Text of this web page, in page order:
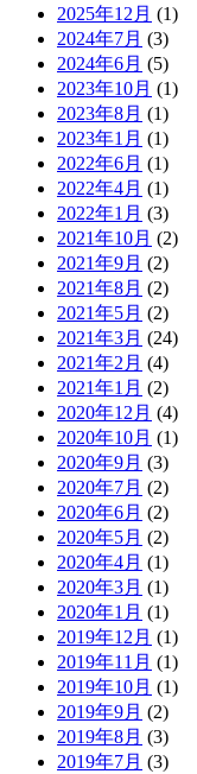
2025年12月 (1)
2024年7月 (3)
2024年6月 (5)
2023年10月 (1)
2023年8月 (1)
2023年1月 (1)
2022年6月 (1)
2022年4月 (1)
2022年1月 (3)
2021年10月 (2)
2021年9月 (2)
2021年8月 (2)
2021年5月 (2)
2021年3月 (24)
2021年2月 (4)
2021年1月 (2)
2020年12月 (4)
2020年10月 (1)
2020年9月 (3)
2020年7月 (2)
2020年6月 (2)
2020年5月 (2)
2020年4月 (1)
2020年3月 (1)
2020年1月 (1)
2019年12月 (1)
2019年11月 (1)
2019年10月 (1)
2019年9月 (2)
2019年8月 (3)
2019年7月 (3)